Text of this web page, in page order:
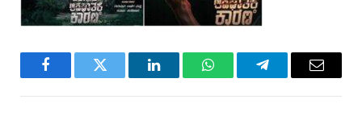
FacebookTwitter LinkedInWhatsAppTelegramEmail